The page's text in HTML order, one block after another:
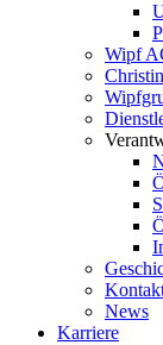
Wipf
News
Karriere